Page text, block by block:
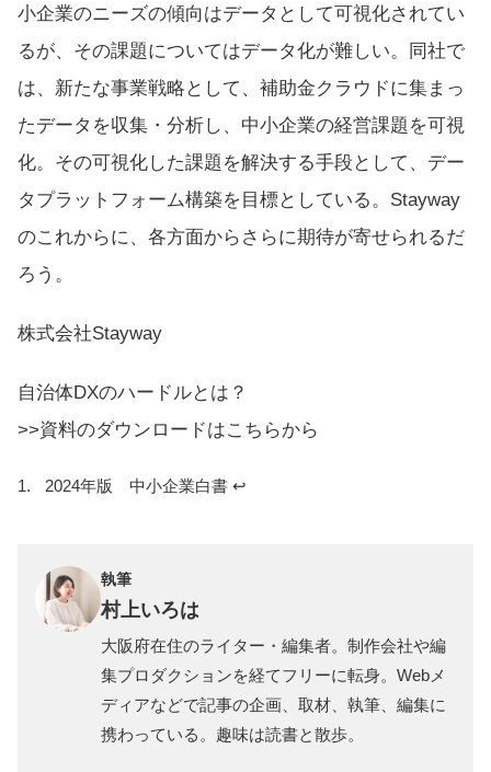
小企業のニーズの傾向はデータとして可視化されてい
るが、その課題についてはデータ化が難しい。同社で
は、新たな事業戦略として、補助金クラウドに集まっ
たデータを収集・分析し、中小企業の経営課題を可視
化。その可視化した課題を解決する手段として、デー
タプラットフォーム構築を目標としている。Stayway
のこれからに、各方面からさらに期待が寄せられるだ
ろう。
株式会社Stayway
自治体DXのハードルとは？
>>資料のダウンロードはこちらから
2024年版 中小企業白書 ↩︎
執筆
村上いろは
大阪府在住のライター・編集者。制作会社や編
集プロダクションを経てフリーに転身。Webメ
ディアなどで記事の企画、取材、執筆、編集に
携わっている。趣味は読書と散歩。